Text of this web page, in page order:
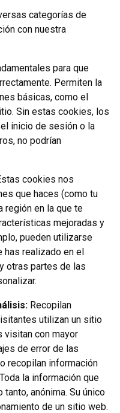
categorías de
con nuestra
para que
Permiten la
básicas, como el
Sin estas cookies, los
inicio de sesión o la
no podrían
cookies nos
que haces (como tu
región en la que te
mejoradas y
pueden utilizarse
has realizado en el
otras partes de las
Recopilan
utilizan un sitio
visitan con mayor
de error de las
recopilan información
la información que
anónima. Su único
de un sitio web.